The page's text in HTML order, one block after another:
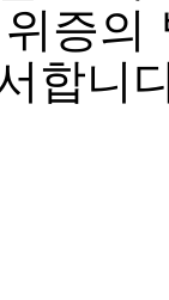
증의
합니